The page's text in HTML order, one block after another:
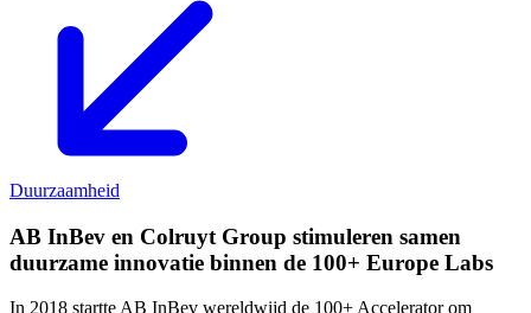
Duurzaamheid
AB InBev en Colruyt Group stimuleren samen
duurzame innovatie binnen de 100+ Europe Labs
In 2018 startte AB InBev wereldwijd de 100+ Accelerator om